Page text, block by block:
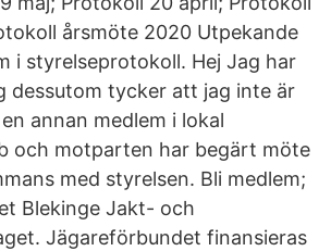
årsmöte 2020 Utpekande
i styrelseprotokoll. Hej Jag har
dessutom tycker att jag inte är
annan medlem i lokal
och motparten har begärt möte
med styrelsen. Bli medlem;
Blekinge Jakt- och
Jägareförbundet finansieras